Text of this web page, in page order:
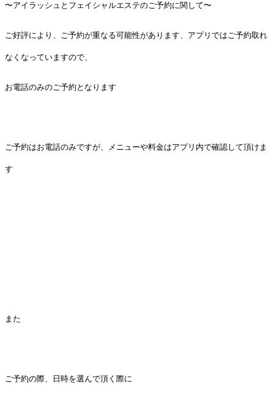
〜アイラッシュとフェイシャルエステのご予約に関して〜
ご好評により、ご予約が重なる可能性があります、アプリではご予約取れ
なくなっていますので、
お電話のみのご予約となります
ご予約はお電話のみですが、メニューや料金はアプリ内で確認して頂けま
す
また
ご予約の際、日時を選んで頂く際に